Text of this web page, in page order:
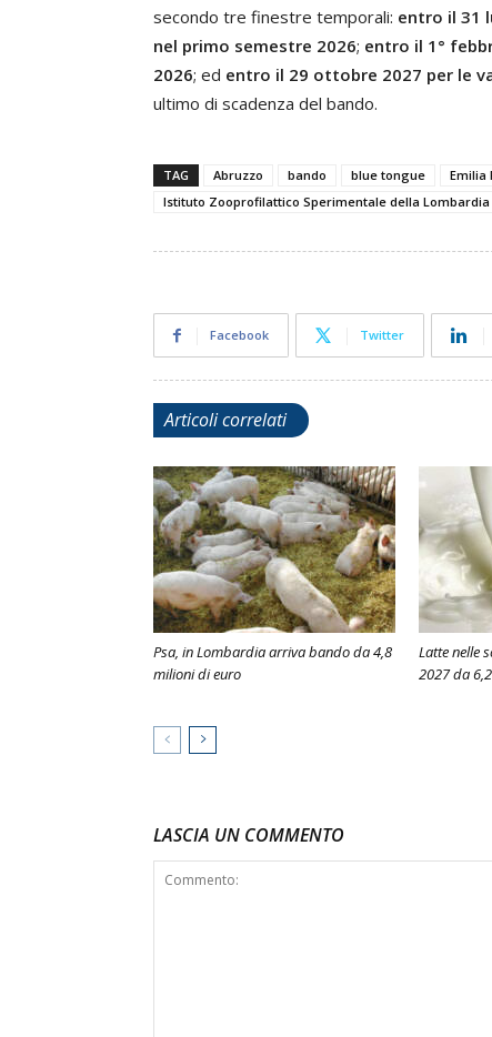
secondo tre finestre temporali: entro il 31
nel primo semestre 2026; entro il 1°
2026; ed entro il 29 ottobre 2027 per le
ultimo di scadenza del bando.
TAG Abruzzo bando blue tongue
Emilia
Istituto Zooprofilattico Sperimentale della Lombardia
Facebook Twitter
Articoli correlati
Psa, in Lombardia arriva bando da 4,8
milioni di euro
Latte nelle
2027 da
LASCIA UN COMMENTO